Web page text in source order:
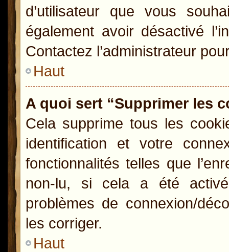
d’utilisateur que vous
également avoir désactivé
Contactez l’administrateur
Haut
A quoi sert “Supprimer les
Cela supprime tous les
identification et votre
fonctionnalités telles que
non-lu, si cela a été
problèmes de connexion/
les corriger.
Haut